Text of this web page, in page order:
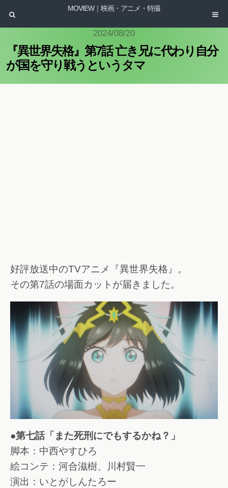
MOVIEW｜映画・アニメ・特撮
2024/08/20
『異世界失格』第7話 亡き兄に代わり自分
が国を守り戦うというタマ
好評放送中のTVアニメ『異世界失格』。
その第7話の場面カットが届きました。
●第七話「また死刑にでもするかね？」
脚本：中西やすひろ
絵コンテ：河合滋樹、川村賢一
演出：いとがしんたろー